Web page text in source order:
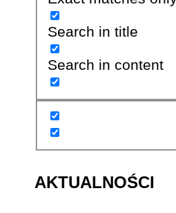
Search in title
Search in content
AKTUALNOŚCI